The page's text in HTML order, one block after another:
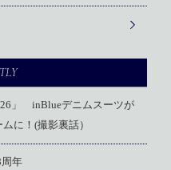
」 inBlueデニムスーツが
に！(撮影裏話）
年